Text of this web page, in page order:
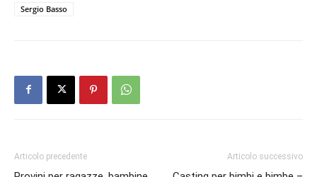
Sergio Basso
Articolo precedente Articolo successivo